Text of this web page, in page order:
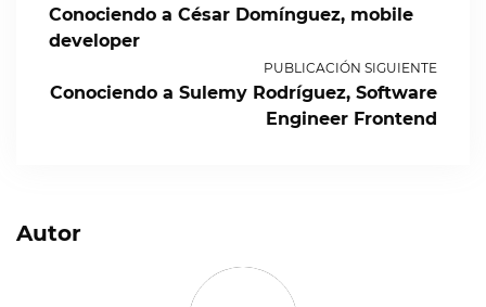
Conociendo a César Domínguez, mobile
developer
PUBLICACIÓN SIGUIENTE
Conociendo a Sulemy Rodríguez, Software
Engineer Frontend
Autor